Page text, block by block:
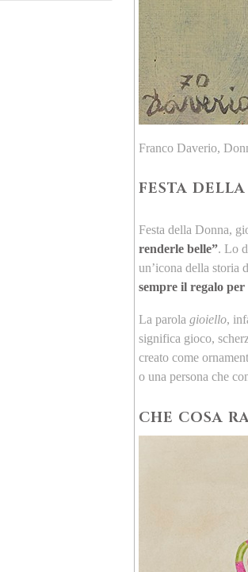
Franco Daverio,
FESTA
Festa della Donna,
renderle belle”. Lo
un’icona della storia
sempre il regalo per
La parola gioiello,
significa gioco,
creato come
o una persona che
CHE COSA